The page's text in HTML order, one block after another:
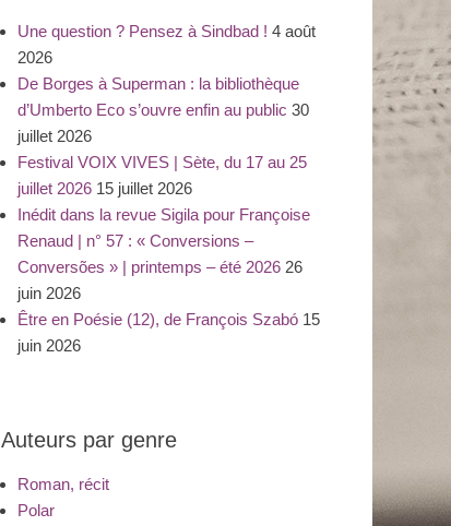
Une question ? Pensez à Sindbad ! 4 août
2026
De Borges à Superman : la bibliothèque
d’Umberto Eco s’ouvre enfin au public 30
juillet 2026
Festival VOIX VIVES | Sète, du 17 au 25
juillet 2026 15 juillet 2026
Inédit dans la revue Sigila pour Françoise
Renaud | n° 57 : « Conversions –
Conversões » | printemps – été 2026 26
juin 2026
Être en Poésie (12), de François Szabó 15
juin 2026
Auteurs par genre
Roman, récit
Polar